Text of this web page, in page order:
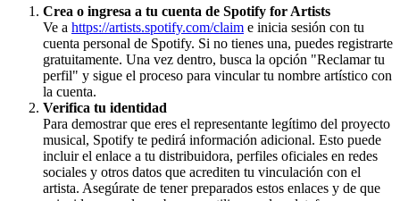
Crea o ingresa a tu cuenta de Spotify for Artists
Ve a https://artists.spotify.com/claim e inicia sesión con tu
cuenta personal de Spotify. Si no tienes una, puedes registrarte
gratuitamente. Una vez dentro, busca la opción "Reclamar tu
perfil" y sigue el proceso para vincular tu nombre artístico con
la cuenta.
Verifica tu identidad
Para demostrar que eres el representante legítimo del proyecto
musical, Spotify te pedirá información adicional. Esto puede
incluir el enlace a tu distribuidora, perfiles oficiales en redes
sociales y otros datos que acrediten tu vinculación con el
artista. Asegúrate de tener preparados estos enlaces y de que